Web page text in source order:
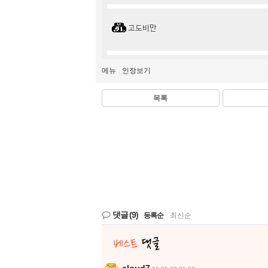
고도비만
메뉴 인장보기
목록
댓글(9) 등록순 최신순